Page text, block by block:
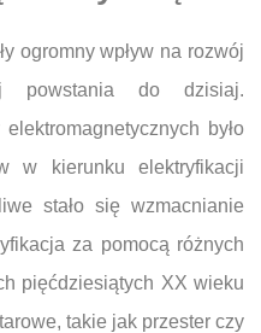
ogromny wpływ na rozwój
powstania do dzisiaj.
było
w kierunku elektryfikacji
stało się wzmacnianie
za pomocą różnych
pięćdziesiątych XX wieku
takie jak przester czy